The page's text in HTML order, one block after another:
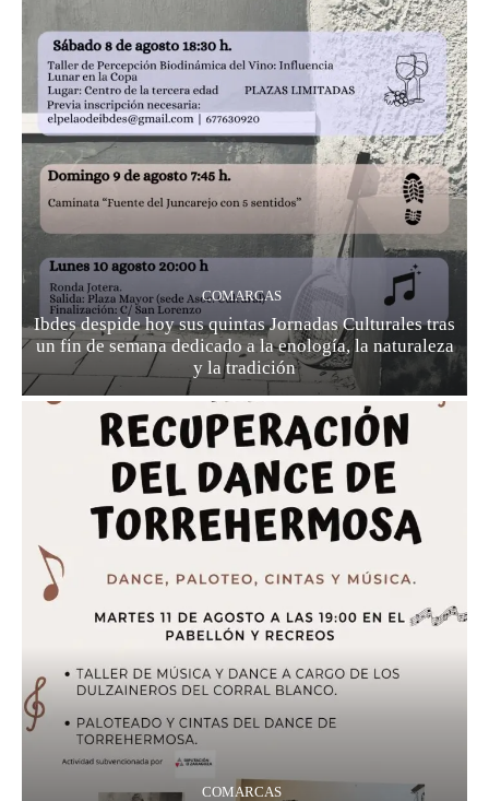
COMARCAS
Ibdes despide hoy sus quintas Jornadas Culturales tras
un fin de semana dedicado a la enología, la naturaleza
y la tradición
COMARCAS